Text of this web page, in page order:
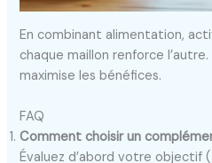
En combinant alimentation,
chaque maillon renforce
maximise les bénéfices.
FAQ
Comment choisir un
Évaluez d’abord votre objectif